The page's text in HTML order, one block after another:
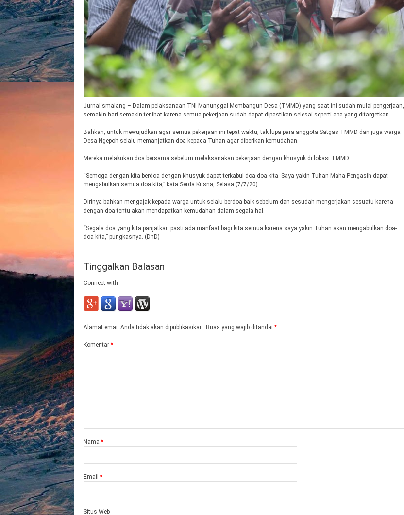
Jurnalismalang – Dalam pelaksanaan TNI Manunggal Membangun Desa (TMMD) yang saat ini sudah mulai pengerjaan,
semakin hari semakin terlihat karena semua pekerjaan sudah dapat dipastikan selesai seperti apa yang ditargetkan.
Bahkan, untuk mewujudkan agar semua pekerjaan ini tepat waktu, tak lupa para anggota Satgas TMMD dan juga warga
Desa Ngepoh selalu memanjatkan doa kepada Tuhan agar diberikan kemudahan.
Mereka melakukan doa bersama sebelum melaksanakan pekerjaan dengan khusyuk di lokasi TMMD.
“Semoga dengan kita berdoa dengan khusyuk dapat terkabul doa-doa kita. Saya yakin Tuhan Maha Pengasih dapat
mengabulkan semua doa kita,” kata Serda Krisna, Selasa (7/7/20).
Dirinya bahkan mengajak kepada warga untuk selalu berdoa baik sebelum dan sesudah mengerjakan sesuatu karena
dengan doa tentu akan mendapatkan kemudahan dalam segala hal.
“Segala doa yang kita panjatkan pasti ada manfaat bagi kita semua karena saya yakin Tuhan akan mengabulkan doa-
doa kita,” pungkasnya. (DnD)
Tinggalkan Balasan
Connect with
Alamat email Anda tidak akan dipublikasikan. Ruas yang wajib ditandai *
Komentar *
Nama *
Email *
Situs Web